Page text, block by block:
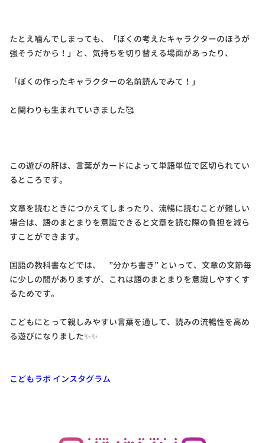
たとえ噛んでしまっても、「ぼくの考えたキャラクターのほうが
強そうだから！」と、気持ちを切り替える場面があったり、
「ぼくの作ったキャラクターの名前読んでみて！」
と関わりも生まれていきました🥰
この遊びの肝は、言葉がカードによって単語単位で区切られてい
るところです。
文章を読むときにつかえてしまったり、流暢に読むことが難しい
場合は、語のまとまりを意識できると文章を読む際の負担を減ら
すことができます。
国語の教科書などでは、 ”分かち書き” といって、文章の文節毎
に少しの間がありますが、これは語のまとまりを意識しやすくす
るためです。
こどもにとって親しみやすい言葉を通して、読みの流暢性を高め
る遊びになりました✨✨
こどもラボ インスタグラム